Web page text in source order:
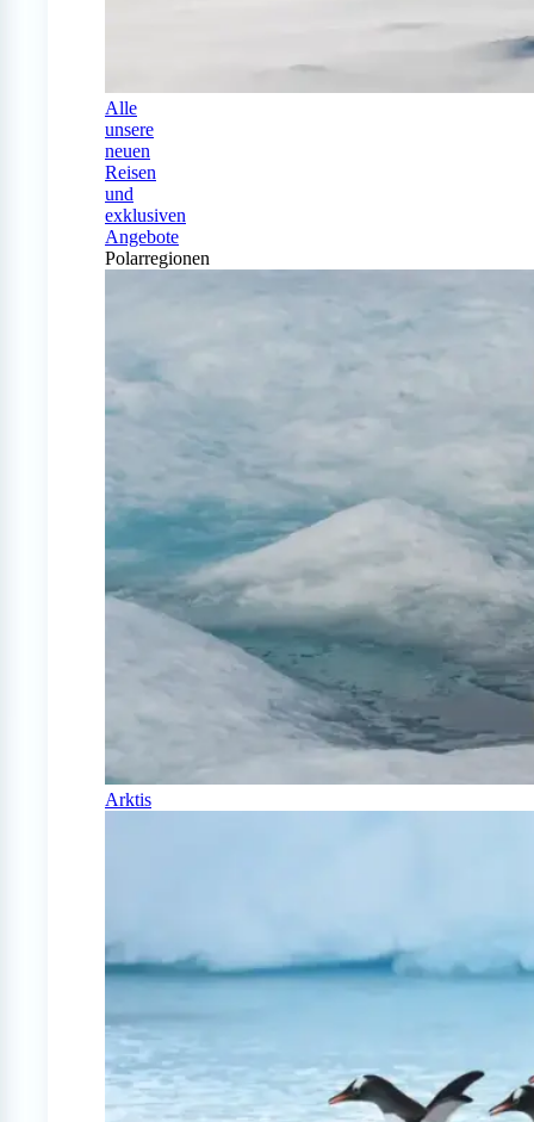
Alle
unsere
neuen
Reisen
und
exklusiven
Angebote
Polarregionen
Arktis